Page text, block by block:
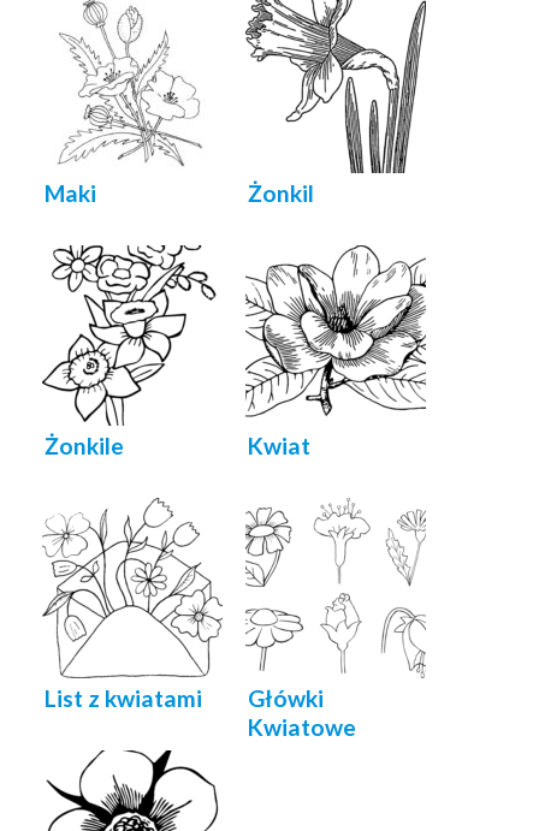
Maki Żonkil
Żonkile Kwiat
List z kwiatami
Główki
Kwiatowe